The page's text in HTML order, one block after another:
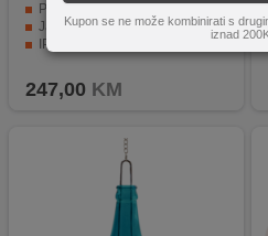
Kupon se ne može kombinirati s
iznad
Primjena za unutrašnju i vanjsku upotrebu
Jantar LED svjetleće cijevi
IP44 zaštita od prašine i kiše
247,00 KM